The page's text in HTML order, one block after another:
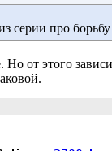
серии про
Но от этого